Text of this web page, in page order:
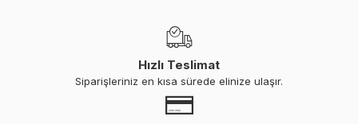
Hızlı Teslimat
Siparişleriniz en kısa sürede elinize ulaşır.